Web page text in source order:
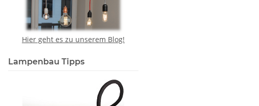
Hier geht es zu unserem Blog!
Lampenbau Tipps